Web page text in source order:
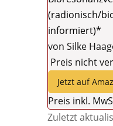
(radionisch/
informiert)*
von Silke
Preis nicht
Jetzt auf
Preis inkl.
Zuletzt